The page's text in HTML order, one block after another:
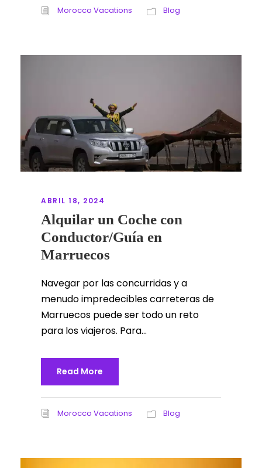
Morocco Vacations Blog
ABRIL 18, 2024
Alquilar un Coche con
Conductor/Guía en
Marruecos
Navegar por las concurridas y a
menudo impredecibles carreteras de
Marruecos puede ser todo un reto
para los viajeros. Para...
Read More
Morocco Vacations Blog